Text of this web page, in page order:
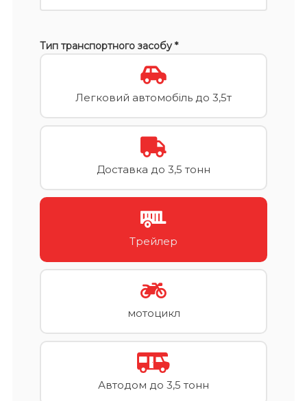
Тип транспортного засобу *
Легковий автомобіль до 3,5т
Доставка до 3,5 тонн
Трейлер
мотоцикл
Автодом до 3,5 тонн